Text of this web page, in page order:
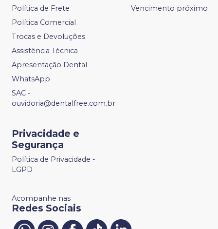
Política de Frete
Política Comercial
Trocas e Devoluções
Assistência Técnica
Apresentação Dental
WhatsApp
SAC -
ouvidoria@dentalfree.com.br
Vencimento próximo
Privacidade e
Segurança
Política de Privacidade -
LGPD
Acompanhe nas
Redes Sociais